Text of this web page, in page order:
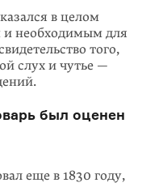
в целом
и необходимым для
того,
слух и чутье —
был оценен
еще в 1830 году,